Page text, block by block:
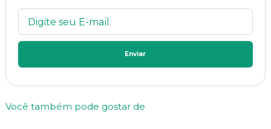
Enviar
Você também pode gostar de